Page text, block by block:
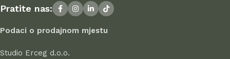
ponudi se nalaze proizvodi renomiranih tvrtki koje godinama
uspješno posluju, dokazujući svoju pouzdanost i
profesionalnost.
Svi proizvodi u ponudi odlikuju se visokom kvalitetom izrade,
Pratite nas:
Podaci o prodajnom mjestu
Studio Erceg d.o.o.